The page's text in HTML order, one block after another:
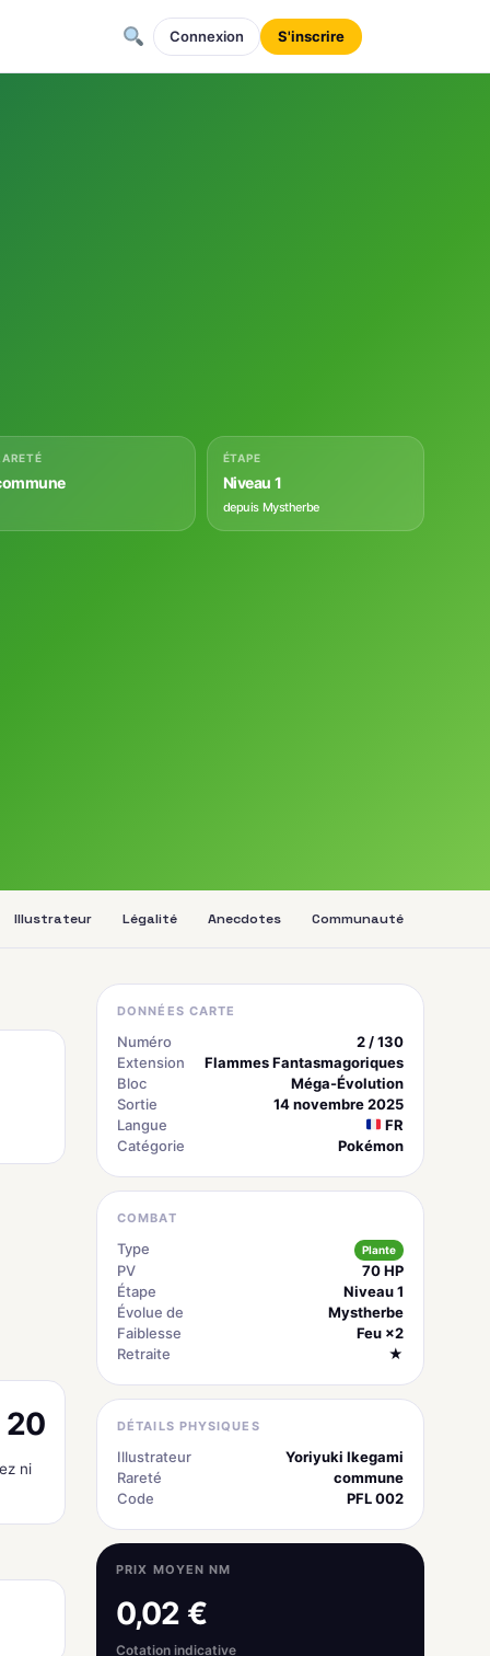
Connexion S'inscrire
ÉTAPE
Niveau 1
depuis Mystherbe
Illustrateur Légalité Anecdotes Communauté
20
ni
DONNÉES CARTE
Numéro
2 / 130
Extension
Flammes Fantasmagoriques
Bloc
Méga-Évolution
Sortie
14 novembre 2025
Langue
FR
Catégorie
Pokémon
COMBAT
Type Plante
PV
70 HP
Étape
Niveau 1
Évolue de
Mystherbe
Faiblesse
Feu ×2
Retraite
★
DÉTAILS PHYSIQUES
Illustrateur
Yoriyuki Ikegami
Rareté
commune
Code
PFL 002
PRIX MOYEN NM
0,02 €
Cotation indicative